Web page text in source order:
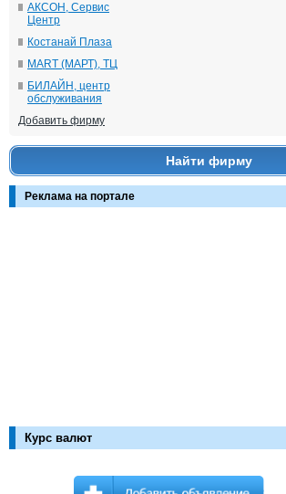
АКСОН, Сервис
Центр
Костанай Плаза
MART (МАРТ), ТЦ
БИЛАЙН, центр
обслуживания
Добавить фирму
Найти фирму
Реклама на портале
Курс валют